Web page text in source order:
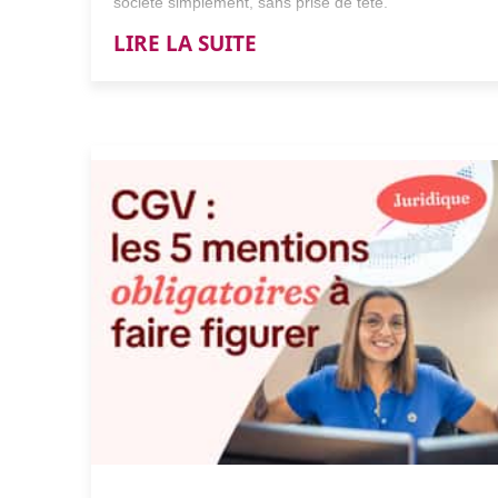
Validez la viabilité financière de la transition à
l'aide d'un prévisionnel.
Sélectionnez la structure juridique adaptée à vos
ambitions de croissance.
Rédigez les statuts et déposez votre capital
social à la banque.
Réalisez les formalités d'immatriculation sur le
Guichet unique et radiez votre ancienne activité
La Team A2N vous décortique les règles du jeu.
Pourquoi et quand quitter la micro-
LIRE LA SUITE